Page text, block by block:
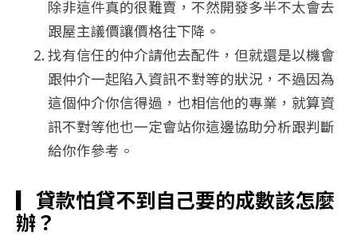
除非這件真的很難賣，不然開發多半不太會去
跟屋主議價讓價格往下降。
找有信任的仲介請他去配件，但就還是以機會
跟仲介一起陷入資訊不對等的狀況，不過因為
這個仲介你信得過，也相信他的專業，就算資
訊不對等他也一定會站你這邊協助分析跟判斷
給你作參考。
▎ 貸款怕貸不到自己要的成數該怎麼
辦？